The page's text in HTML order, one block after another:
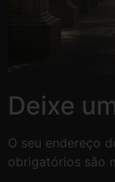
Deixe
O seu endereço
obrigatórios são